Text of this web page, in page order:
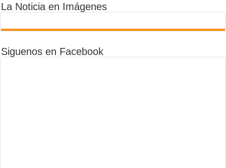
La Noticia en Imágenes
Siguenos en Facebook